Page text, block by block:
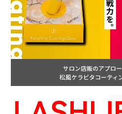
サロン店販のアプロ
松風ケラビタコーティ